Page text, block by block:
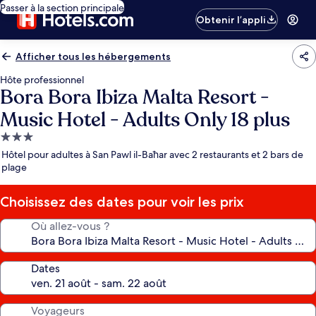
Passer à la section principale
Obtenir l’appli
Afficher tous les hébergements
Hôte professionnel
Bora Bora Ibiza Malta Resort -
Music Hotel - Adults Only 18 plus
Hébergement
3.0 étoiles
Hôtel pour adultes à San Pawl il-Baħar avec 2 restaurants et 2 bars de
plage
Choisissez des dates pour voir les prix
Où allez-vous ?
Dates
Voyageurs